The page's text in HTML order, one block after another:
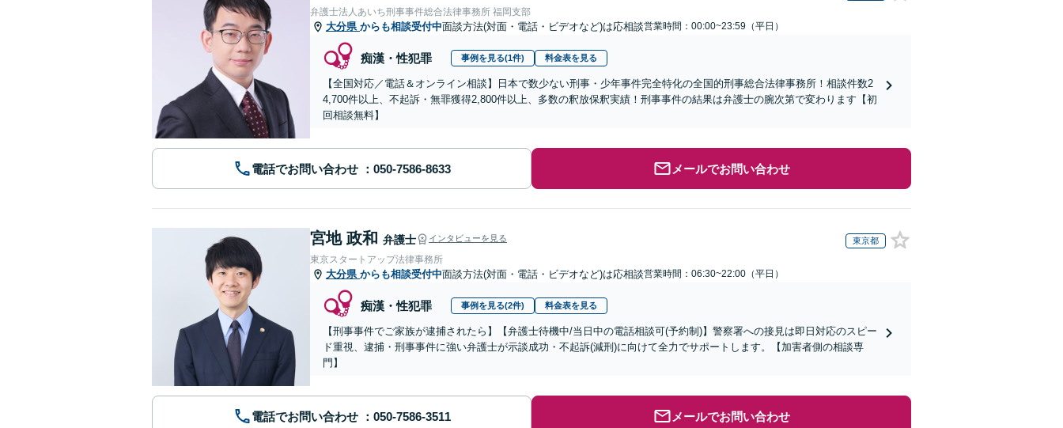
弁護士法人あいち刑事事件総合法律事務所 福岡支部
大分県 からも相談受付中面談方法(対面・電話・ビデオなど)は応相談営業時間：00:00~23:59（平日）
痴漢・性犯罪 事例を見る(1件) 料金表を見る
【全国対応／電話＆オンライン相談】日本で数少ない刑事・少年事件完全特化の全国的刑事総合法律事務所！相談件数2
4,700件以上、不起訴・無罪獲得2,800件以上、多数の釈放保釈実績！刑事事件の結果は弁護士の腕次第で変わります【初
回相談無料】
電話でお問い合わせ メールでお問い合わせ
宮地 政和 弁護士 インタビューを見る 東京都
東京スタートアップ法律事務所
大分県 からも相談受付中面談方法(対面・電話・ビデオなど)は応相談営業時間：06:30~22:00（平日）
痴漢・性犯罪 事例を見る(2件) 料金表を見る
【刑事事件でご家族が逮捕されたら】【弁護士待機中/当日中の電話相談可(予約制)】警察署への接見は即日対応のスピー
ド重視、逮捕・刑事事件に強い弁護士が示談成功・不起訴(減刑)に向けて全力でサポートします。【加害者側の相談専
門】
電話でお問い合わせ メールでお問い合わせ